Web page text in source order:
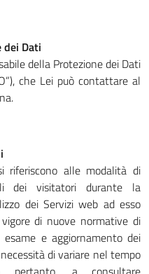
dei Dati
della Protezione dei Dati
che Lei può contattare al
riferiscono alle modalità di
dei visitatori durante la
dei Servizi web ad esso
di nuove normative di
e aggiornamento dei
di variare nel tempo